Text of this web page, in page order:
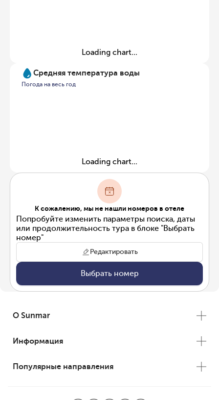
Loading chart...
Средняя температура воды
Погода на весь год
Loading chart...
К сожалению, мы не нашли номеров в отеле
Попробуйте изменить параметры поиска, даты
или продолжительность тура в блоке "Выбрать
номер"
Редактировать
Выбрать номер
О Sunmar
Информация
Популярные направления